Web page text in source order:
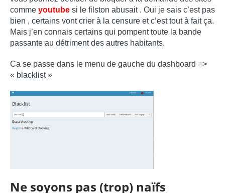
comme youtube si le filston abusait . Oui je sais c’est pas
bien , certains vont crier à la censure et c’est tout à fait ça.
Mais j’en connais certains qui pompent toute la bande
passante au détriment des autres habitants.
Ca se passe dans le menu de gauche du dashboard =>
« blacklist »
Ne soyons pas (trop) naïfs